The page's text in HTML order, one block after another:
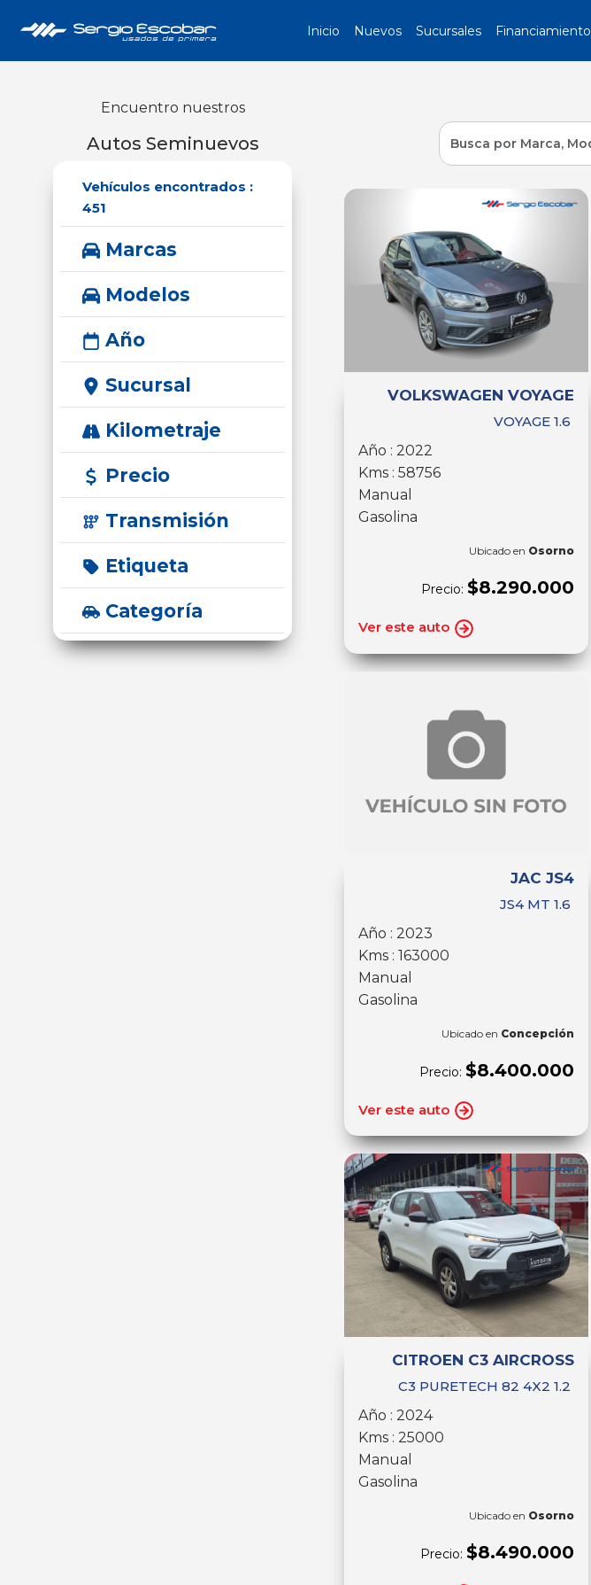
Inicio Nuevos Sucursales Financiamiento
Encuentro nuestros
Autos Seminuevos
Vehículos encontrados :
451
Marcas
Modelos
Año
Sucursal
Kilometraje
Precio
Transmisión
Etiqueta
Categoría
VOLKSWAGEN VOYAGE
VOYAGE 1.6
Año : 2022
Kms : 58756
Manual
Gasolina
Ubicado en Osorno
Precio: $8.290.000
Ver este auto
JAC JS4
JS4 MT 1.6
Año : 2023
Kms : 163000
Manual
Gasolina
Ubicado en Concepción
Precio: $8.400.000
Ver este auto
CITROEN C3 AIRCROSS
C3 PURETECH 82 4X2 1.2
Año : 2024
Kms : 25000
Manual
Gasolina
Ubicado en Osorno
Precio: $8.490.000